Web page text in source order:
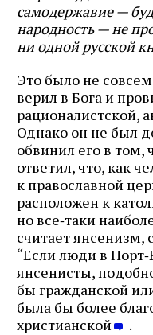
самодержавие —
народность — не
ни одной русской
Это было не
верил в Бога и
рационалистской,
Однако он не был
обвинил его в том,
ответил, что, как
к православной
расположен к
но все‑таки
считает янсенизм,
“Если люди в
янсенисты,
бы гражданской
была бы более
христианской
.